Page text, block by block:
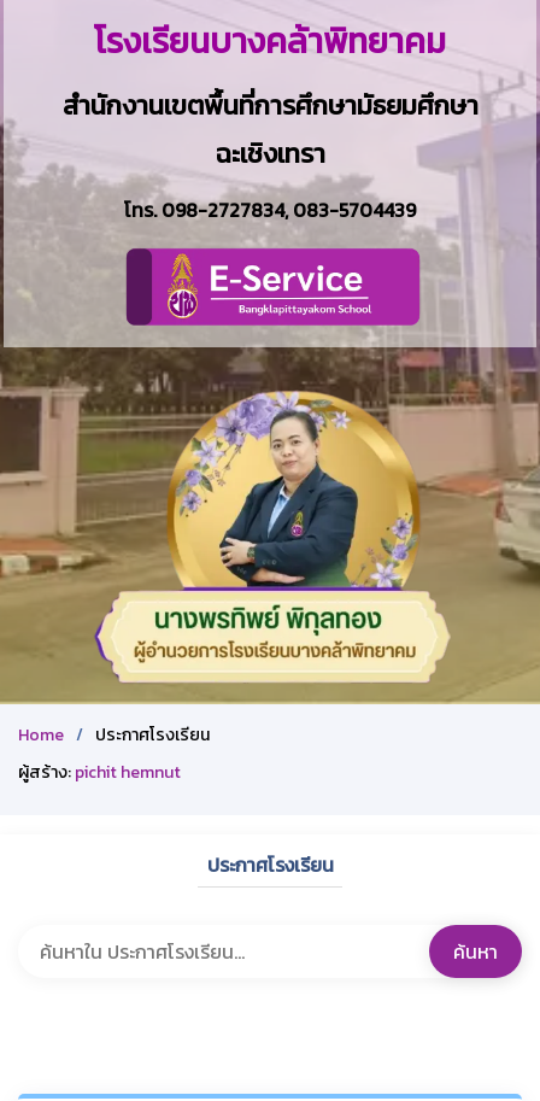
โรงเรียนบางคล้าพิทยาคม
สำนักงานเขตพื้นที่การศึกษามัธยมศึกษา
ฉะเชิงเทรา
โทร.098-2727834,083-5704439
Home
ประกาศโรงเรียน
ผู้สร้าง:pichit hemnut
ประกาศโรงเรียน